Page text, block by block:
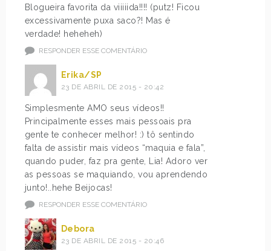
Blogueira favorita da viiiiida!!!! (putz! Ficou
excessivamente puxa saco?! Mas é
verdade! heheheh)
RESPONDER ESSE COMENTÁRIO
Erika/SP
23 DE ABRIL DE 2015 - 20:42
Simplesmente AMO seus vídeos!!
Principalmente esses mais pessoais pra
gente te conhecer melhor! :) tô sentindo
falta de assistir mais vídeos “maquia e fala”,
quando puder, faz pra gente, Lia! Adoro ver
as pessoas se maquiando, vou aprendendo
junto!..hehe Beijocas!
RESPONDER ESSE COMENTÁRIO
Debora
23 DE ABRIL DE 2015 - 20:46